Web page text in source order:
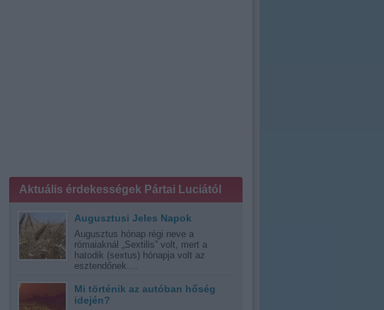
Aktuális érdekességek Pártai Luciától
Augusztusi Jeles Napok
Augusztus hónap régi neve a
rómaiaknál „Sextilis” volt, mert a
hatodik (sextus) hónapja volt az
esztendőnek....
Mi történik az autóban hőség
idején?